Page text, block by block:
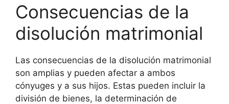
Consecuencias de la
disolución matrimonial
Las consecuencias de la disolución matrimonial
son amplias y pueden afectar a ambos
cónyuges y a sus hijos. Estas pueden incluir la
división de bienes, la determinación de